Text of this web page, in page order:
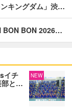
ンキングダム」渋…
BON BON 2026…
イチ
部と…
NEW